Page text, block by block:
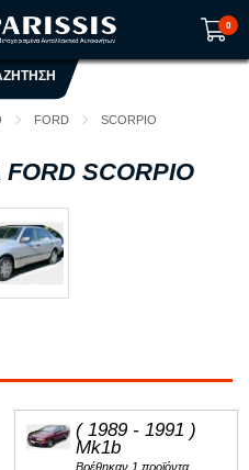
0
αγορών είναι άδειο!
FORD SCORPIO
SCORPIO
( 1989 - 1991 )
Mk1b
Βρέθηκαν 1 προϊόντα